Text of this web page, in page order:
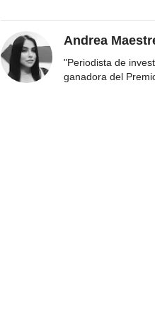
Andrea
"Periodista de
ganadora del